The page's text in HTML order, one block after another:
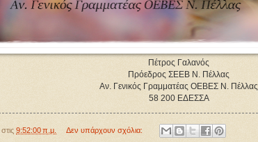
Πέτρος Γαλανός
Πρόεδρος ΣΕΕΒ Ν. Πέλλας
Αν. Γενικός Γραμματέας ΟΕΒΕΣ Ν. Πέλλας
58 200 ΕΔΕΣΣΑ
στις 9:52:00 π.μ. Δεν υπάρχουν σχόλια: